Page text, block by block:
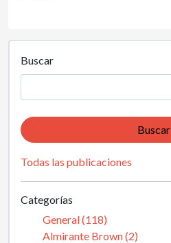
Buscar
Buscar
Todas las publicaciones
Categorías
General (118)
Almirante Brown (2)